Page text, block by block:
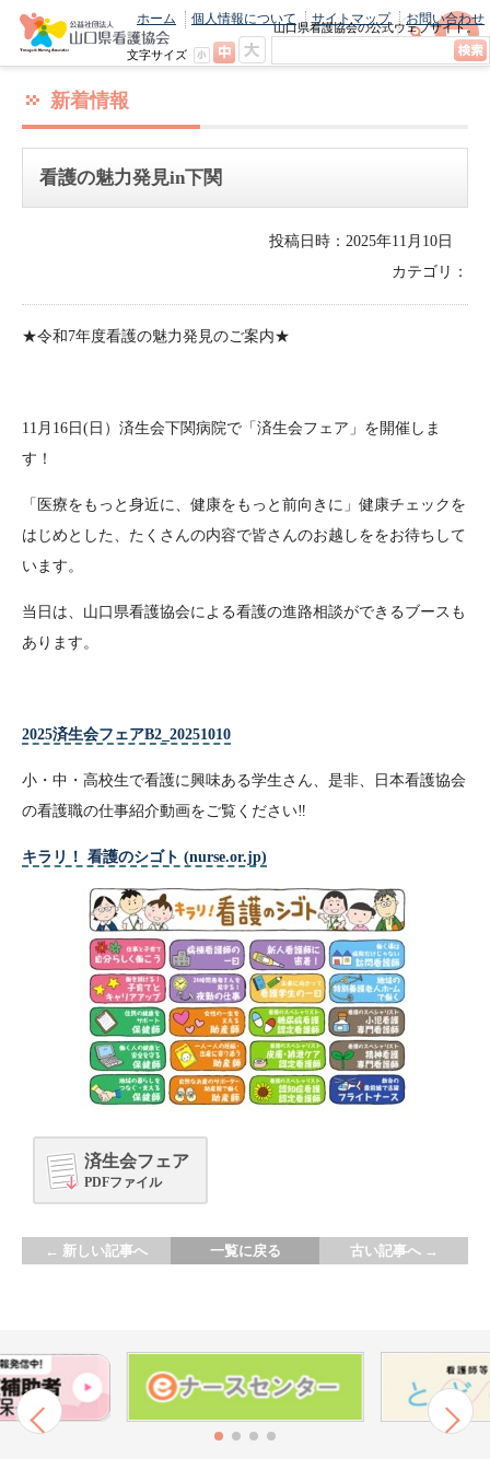
山口県看護協会の公式ウェブサイト。
最新のニュースやお知らせをいち早くお
ホーム 個人情報について サイトマップ お問い合わせ
文字サイズ
新着情報
看護の魅力発見in下関
投稿日時：2025年11月10日
カテゴリ：
★令和7年度看護の魅力発見のご案内★
11月16日(日）済生会下関病院で「済生会フェア」を開催しま
す！
「医療をもっと身近に、健康をもっと前向きに」健康チェックを
はじめとした、たくさんの内容で皆さんのお越しををお待ちして
います。
当日は、山口県看護協会による看護の進路相談ができるブースも
あります。
2025済生会フェアB2_20251010
小・中・高校生で看護に興味ある学生さん、是非、日本看護協会
の看護職の仕事紹介動画をご覧ください‼
キラリ！ 看護のシゴト (nurse.or.jp)
済生会フェア
PDFファイル
← 新しい記事へ 一覧に戻る 古い記事へ →